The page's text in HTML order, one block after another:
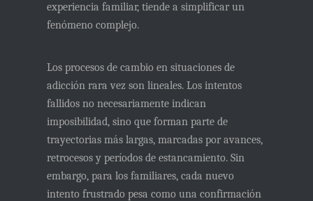
experiencia familiar, tiende a simplificar un
fenómeno complejo.
Los procesos de cambio en situaciones de
adicción rara vez son lineales. Los intentos
fallidos no necesariamente indican
imposibilidad, sino que forman parte de
trayectorias más largas, marcadas por avances,
retrocesos y períodos de estancamiento. Sin
embargo, para los familiares, cada nuevo
intento frustrado pesa como una confirmación